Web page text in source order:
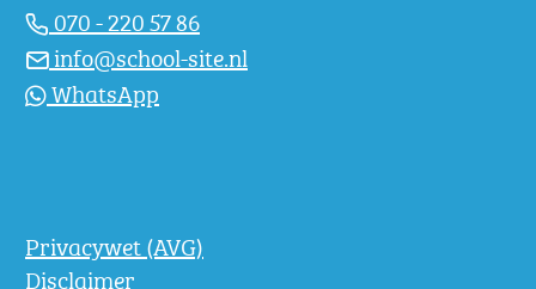
070 - 220 57 86
info@school-site.nl
WhatsApp
Privacywet (AVG)
Disclaimer